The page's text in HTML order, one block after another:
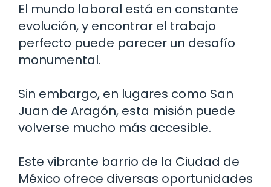
El mundo laboral está en constante
evolución, y encontrar el trabajo
perfecto puede parecer un desafío
monumental.
Sin embargo, en lugares como San
Juan de Aragón, esta misión puede
volverse mucho más accesible.
Este vibrante barrio de la Ciudad de
México ofrece diversas oportunidades